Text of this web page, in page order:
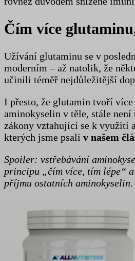
Čím více
Užívání glutaminu se v
moderním – až natolik, že
učinili téměř nejdůležitější
I přesto, že glutamin tvoří více
aminokyselin v těle, stále není
zákony vztahující se k využití
kterých jsme psali v našem
Spoiler: vstřebávání
principu „čím více, tím lépe“
příjmu ostatních aminokyselin.